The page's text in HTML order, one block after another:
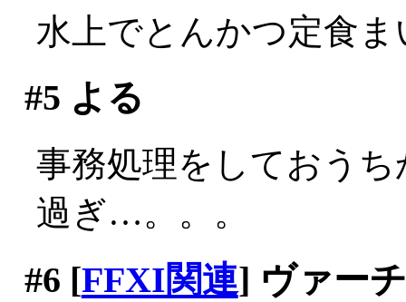
水上でとんかつ定食
#5 よる
事務処理をしておう
過ぎ…。。。
#6 [FFXI関連] ヴァー